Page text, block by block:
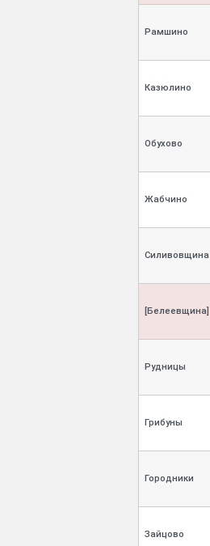
Рамшино
Казюлино
Обухово
Жабчино
Силивовщина
[Белеевщина]
Рудницы
Грибуны
Городники
Зайцово